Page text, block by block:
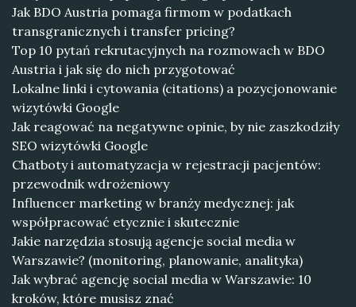
Jak BDO Austria pomaga firmom w podatkach
transgranicznych i transfer pricing?
Top 10 pytań rekrutacyjnych na rozmowach w BDO
Austria i jak się do nich przygotować
Lokalne linki i cytowania (citations) a pozycjonowanie
wizytówki Google
Jak reagować na negatywne opinie, by nie zaszkodziły
SEO wizytówki Google
Chatboty i automatyzacja w rejestracji pacjentów:
przewodnik wdrożeniowy
Influencer marketing w branży medycznej: jak
współpracować etycznie i skutecznie
Jakie narzędzia stosują agencje social media w
Warszawie? (monitoring, planowanie, analityka)
Jak wybrać agencję social media w Warszawie: 10
kroków, które musisz znać